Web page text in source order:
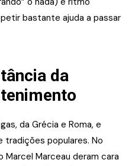
bastante ajuda a passar
da
da Grécia e Roma, e
populares. No
Marcel Marceau deram cara